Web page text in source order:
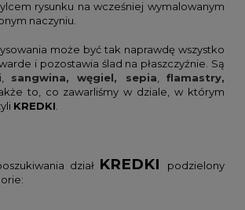
rysunku na wcześniej wymalowanym
naczyniu.
może być tak naprawdę wszystko
i pozostawia ślad na płaszczyźnie. Są
, sangwina, węgiel, sepia,flamastry,
to, co zawarliśmy w dziale, w którym
KREDKI.
dział KREDKI
podzielony